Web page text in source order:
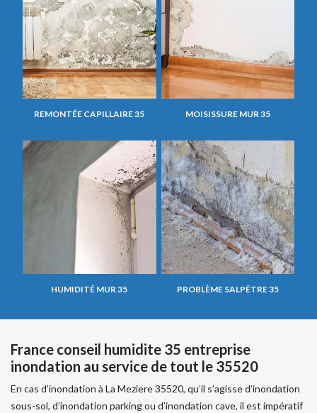
REMONTÉE CAPILLAIRE 35 MOISISSURE MUR 35
HUMIDITÉ MUR 35 PROBLÈME SALPÊTRE 35
France conseil humidite 35 entreprise
inondation au service de tout le 35520
En cas d’inondation à La Meziere 35520, qu’il s’agisse d’inondation
sous-sol, d’inondation parking ou d’inondation cave, il est impératif